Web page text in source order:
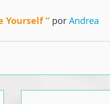
Yourself ” por Andrea